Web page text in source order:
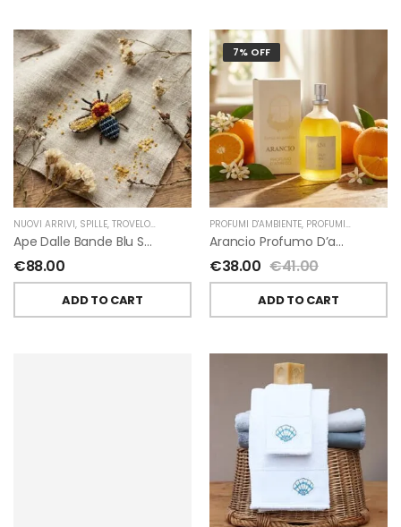
NUOVI ARRIVI, SPILLE, TROVELORE
Ape Dalle Bande Blu Spilla Decorata A Mano Di Trovelore
€88.00
ADD TO CART
7% OFF
PROFUMI D'AMBIENTE, PROFUMI D'AMBIENTE FIORIRA' UN GIARDINO
Arancio Profumo D’ambiente Di Fiorirà Un Giardino
€38.00 €41.00
ADD TO CART